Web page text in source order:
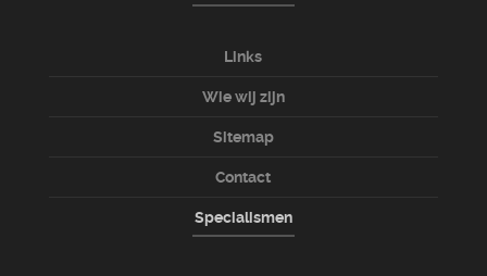
Links
Wie wij zijn
Sitemap
Contact
Specialismen